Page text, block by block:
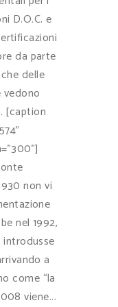
D.O.C. e
da parte
delle
[caption
non vi
nel 1992,
a
come “la
viene